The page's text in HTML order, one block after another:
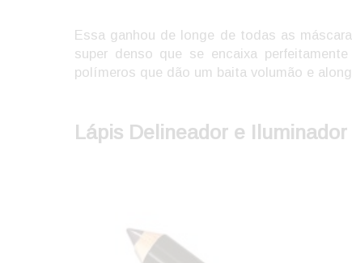
Essa ganhou de longe de todas as
super denso que se encaixa
polímeros que dão um baita volumão e
Lápis Delineador e